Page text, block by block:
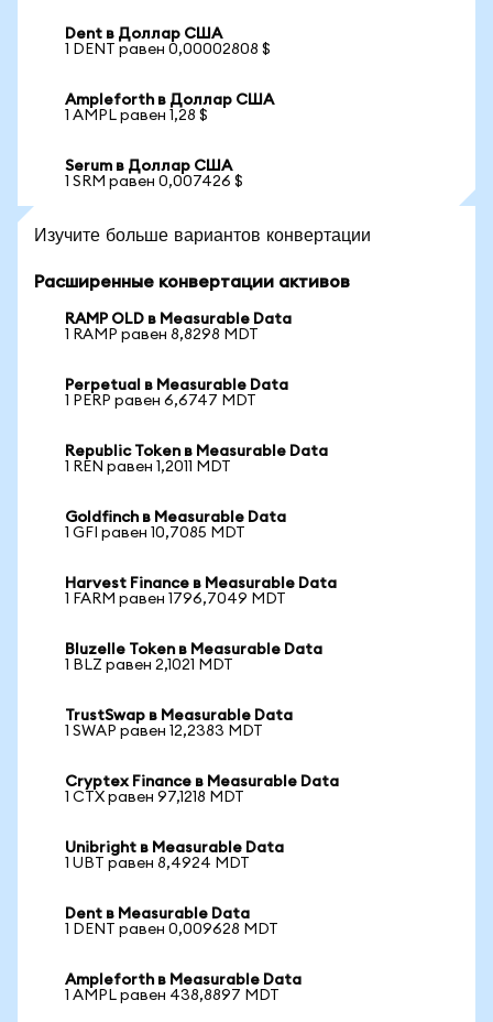
Dent в Доллар США
1 DENT равен 0,00002808 $
Ampleforth в Доллар США
1 AMPL равен 1,28 $
Serum в Доллар США
1 SRM равен 0,007426 $
Изучите больше вариантов конвертации
Расширенные конвертации активов
RAMP OLD в Measurable Data
1 RAMP равен 8,8298 MDT
Perpetual в Measurable Data
1 PERP равен 6,6747 MDT
Republic Token в Measurable Data
1 REN равен 1,2011 MDT
Goldfinch в Measurable Data
1 GFI равен 10,7085 MDT
Harvest Finance в Measurable Data
1 FARM равен 1796,7049 MDT
Bluzelle Token в Measurable Data
1 BLZ равен 2,1021 MDT
TrustSwap в Measurable Data
1 SWAP равен 12,2383 MDT
Cryptex Finance в Measurable Data
1 CTX равен 97,1218 MDT
Unibright в Measurable Data
1 UBT равен 8,4924 MDT
Dent в Measurable Data
1 DENT равен 0,009628 MDT
Ampleforth в Measurable Data
1 AMPL равен 438,8897 MDT